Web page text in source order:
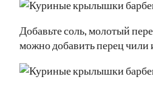
Добавьте соль, молотый
можно добавить перец